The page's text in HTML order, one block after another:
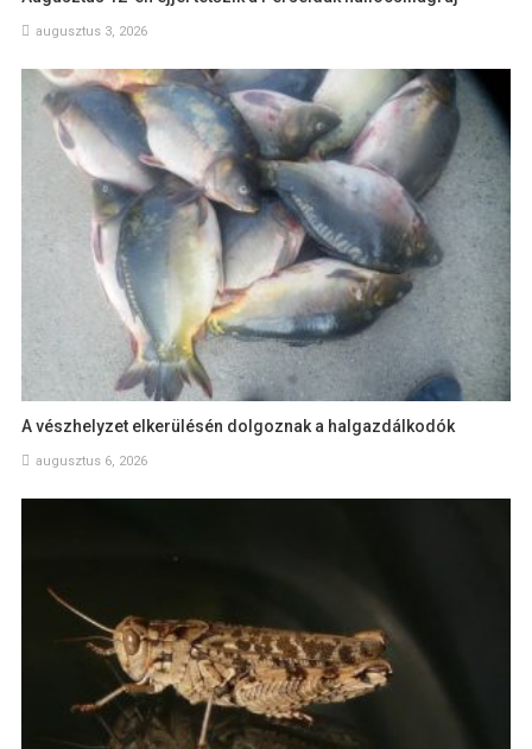
augusztus 3, 2026
A vészhelyzet elkerülésén dolgoznak a halgazdálkodók
augusztus 6, 2026